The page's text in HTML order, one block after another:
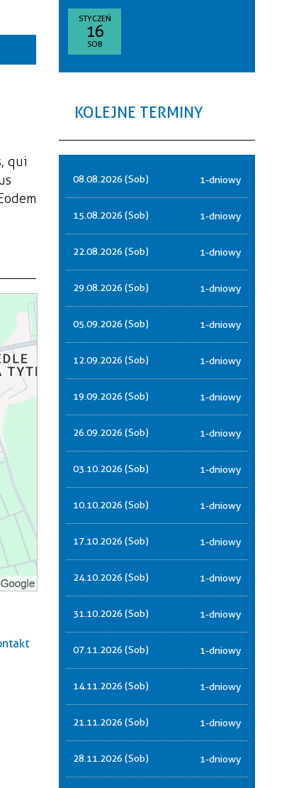
qui
STYCZEŃ
16
SOB
KOLEJNE TERMINY
08.08.2026 (Sob) 1-dniowy
15.08.2026 (Sob) 1-dniowy
22.08.2026 (Sob) 1-dniowy
29.08.2026 (Sob) 1-dniowy
05.09.2026 (Sob) 1-dniowy
12.09.2026 (Sob) 1-dniowy
19.09.2026 (Sob) 1-dniowy
26.09.2026 (Sob) 1-dniowy
03.10.2026 (Sob) 1-dniowy
10.10.2026 (Sob) 1-dniowy
17.10.2026 (Sob) 1-dniowy
24.10.2026 (Sob) 1-dniowy
31.10.2026 (Sob) 1-dniowy
07.11.2026 (Sob) 1-dniowy
14.11.2026 (Sob) 1-dniowy
21.11.2026 (Sob) 1-dniowy
28.11.2026 (Sob) 1-dniowy